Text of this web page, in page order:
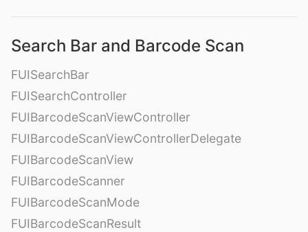
Search Bar and Barcode Scan
FUISearchBar
FUISearchController
FUIBarcodeScanViewController
FUIBarcodeScanViewControllerDelegate
FUIBarcodeScanView
FUIBarcodeScanner
FUIBarcodeScanMode
FUIBarcodeScanResult